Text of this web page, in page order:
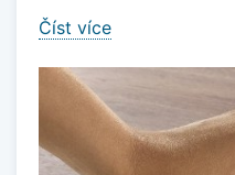
Číst více